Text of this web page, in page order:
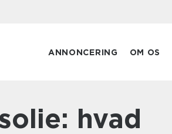
ANNONCERING OM OS